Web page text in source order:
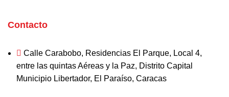
Contacto
Calle Carabobo, Residencias El Parque, Local 4,
entre las quintas Aéreas y la Paz, Distrito Capital
Municipio Libertador, El Paraíso, Caracas